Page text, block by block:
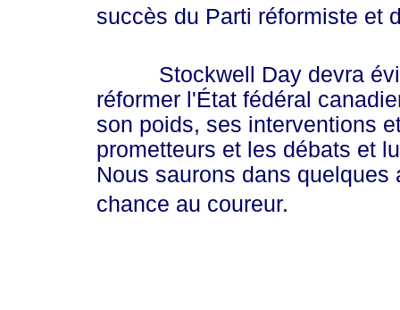
succès du Parti réformiste et
Stockwell Day devra
réformer l'État fédéral
son poids, ses interventions
prometteurs et les débats et
Nous saurons dans
chance au coureur.